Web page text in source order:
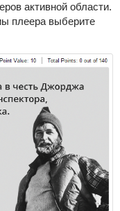
активной области.
плеера выберите